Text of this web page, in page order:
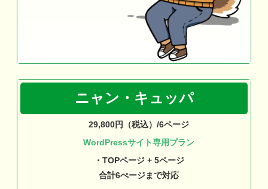
ニャン・キュッパ
29,800円（税込）/6ページ
WordPressサイト専用プラン
・TOPページ + 5ページ
合計6ぺージまで対応